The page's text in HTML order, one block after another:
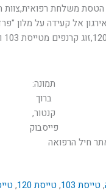
משלחת רפואית,צוות
תמונה:
ברוך
קנטור,
פייסבוק
חיל הרפואה
, טייסת 103 , טייסת 120 ,